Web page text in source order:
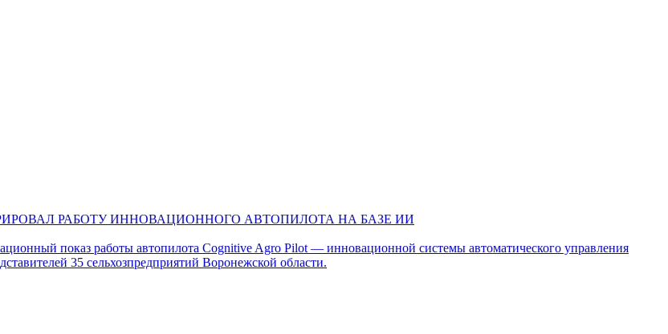
РАБОТУ ИННОВАЦИОННОГО АВТОПИЛОТА НА БАЗЕ ИИ
показ работы автопилота Cognitive Agro Pilot — инновационной системы автоматического управления
35 сельхозпредприятий Воронежской области.